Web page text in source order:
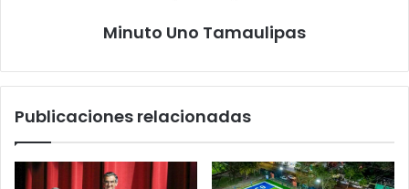
Minuto Uno Tamaulipas
Publicaciones relacionadas